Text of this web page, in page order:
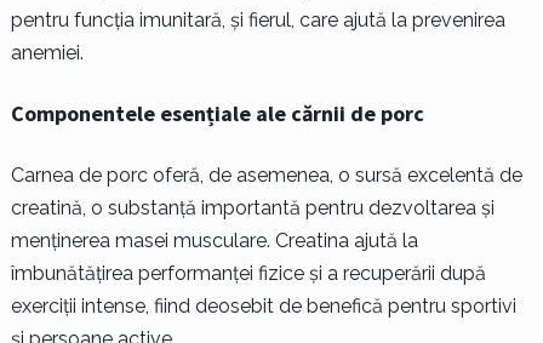
pentru funcția imunitară, și fierul, care ajută la prevenirea
anemiei.
Componentele esențiale ale cărnii de porc
Carnea de porc oferă, de asemenea, o sursă excelentă de
creatină, o substanță importantă pentru dezvoltarea și
menținerea masei musculare. Creatina ajută la
îmbunătățirea performanței fizice și a recuperării după
exerciții intense, fiind deosebit de benefică pentru sportivi
și persoane active.